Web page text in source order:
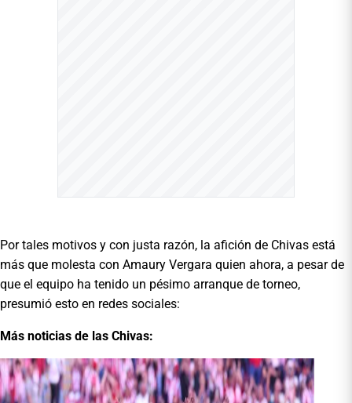
Por tales motivos y con justa razón, la afición de Chivas está
más que molesta con Amaury Vergara quien ahora, a pesar de
que el equipo ha tenido un pésimo arranque de torneo,
presumió esto en redes sociales:
Más noticias de las Chivas: